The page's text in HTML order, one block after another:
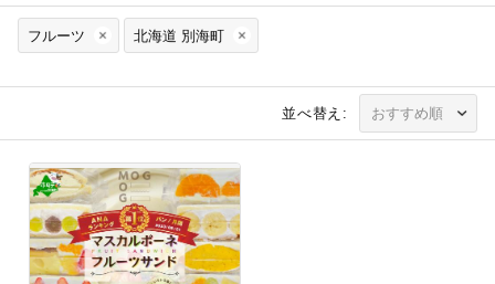
フルーツ 北海道 別海町
並べ替え: